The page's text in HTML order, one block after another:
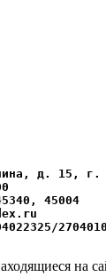
д. 15, г.
45004
на